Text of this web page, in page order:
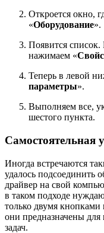
Откроется окно,
«Оборудование».
Появится
нажимаем «
Теперь в левой
параметры».
Выполняем все,
шестого пункта.
Самостоятельная
Иногда встречаются
удалось подсоединить
драйвер на свой
в таком подходе
только двумя
они предназначены
задач.